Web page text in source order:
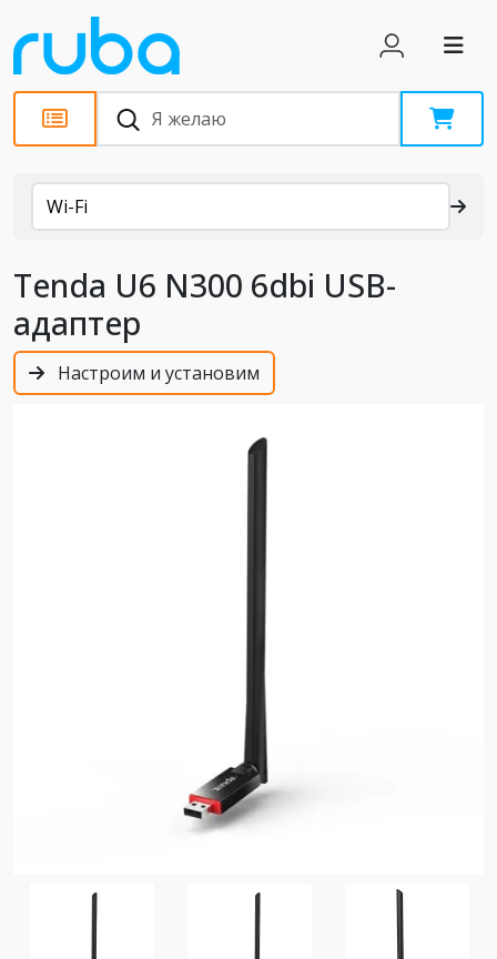
Каталог
Wi-Fi
Tenda U6 N300 6dbi USB-
адаптер
Настроим и установим